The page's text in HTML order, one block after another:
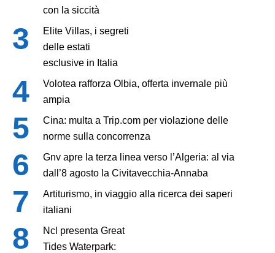
con la siccità
Elite Villas, i segreti
delle estati
esclusive in Italia
Volotea rafforza Olbia, offerta invernale più
ampia
Cina: multa a Trip.com per violazione delle
norme sulla concorrenza
Gnv apre la terza linea verso l’Algeria: al via
dall’8 agosto la Civitavecchia-Annaba
Artiturismo, in viaggio alla ricerca dei saperi
italiani
Ncl presenta Great
Tides Waterpark: